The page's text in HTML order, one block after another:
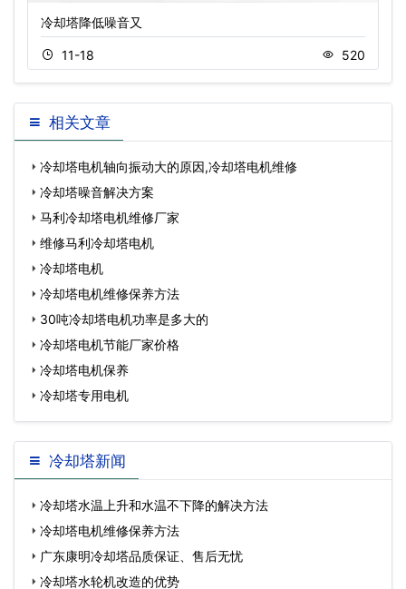
冷却塔降低噪音又
11-18 520
相关文章
冷却塔电机轴向振动大的原因,冷却塔电机维修
冷却塔噪音解决方案
马利冷却塔电机维修厂家
维修马利冷却塔电机
冷却塔电机
冷却塔电机维修保养方法
30吨冷却塔电机功率是多大的
冷却塔电机节能厂家价格
冷却塔电机保养
冷却塔专用电机
冷却塔新闻
冷却塔水温上升和水温不下降的解决方法
冷却塔电机维修保养方法
广东康明冷却塔品质保证、售后无忧
冷却塔水轮机改造的优势